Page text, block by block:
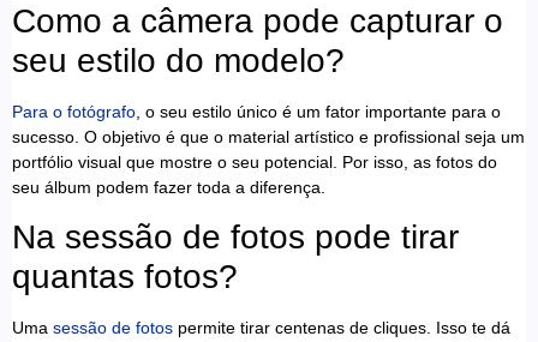
Como a câmera pode capturar o
seu estilo do modelo?
Para o fotógrafo , o seu estilo único é um fator importante para o
sucesso. O objetivo é que o material artístico e profissional seja um
portfólio visual que mostre o seu potencial. Por isso, as fotos do
seu álbum podem fazer toda a diferença.
Na sessão de fotos pode tirar
quantas fotos?
Uma sessão de fotos permite tirar centenas de cliques. Isso te dá